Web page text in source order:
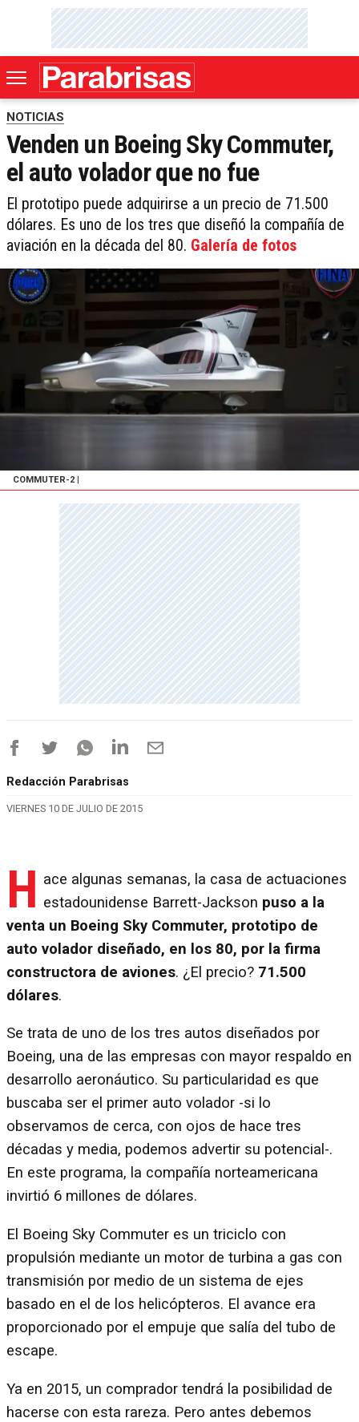
NOTICIAS
Venden un Boeing Sky Commuter,
el auto volador que no fue
El prototipo puede adquirirse a un precio de 71.500
dólares. Es uno de los tres que diseñó la compañía de
aviación en la década del 80. Galería de fotos
COMMUTER-2
Redacción Parabrisas
VIERNES 10 DE JULIO DE 2015
H ace algunas semanas, la casa de actuaciones
estadounidense Barrett-Jackson puso a la
venta un Boeing Sky Commuter, prototipo de
auto volador diseñado, en los 80, por la firma
constructora de aviones. ¿El precio? 71.500
dólares.
Se trata de uno de los tres autos diseñados por
Boeing, una de las empresas con mayor respaldo en
desarrollo aeronáutico. Su particularidad es que
buscaba ser el primer auto volador -si lo
observamos de cerca, con ojos de hace tres
décadas y media, podemos advertir su potencial-.
En este programa, la compañía norteamericana
invirtió 6 millones de dólares.
El Boeing Sky Commuter es un triciclo con
propulsión mediante un motor de turbina a gas con
transmisión por medio de un sistema de ejes
basado en el de los helicópteros. El avance era
proporcionado por el empuje que salía del tubo de
escape.
Ya en 2015, un comprador tendrá la posibilidad de
hacerse con esta rareza. Pero antes debemos